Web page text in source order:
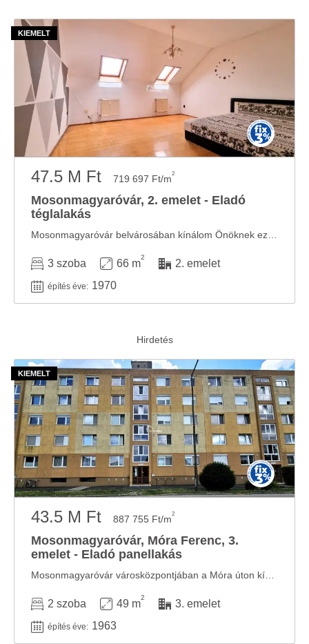
47.5 M Ft 719 697 Ft/m2
Mosonmagyaróvár, 2. emelet - Eladó
téglalakás
3 szoba 66 m
2
2. emelet
építés éve: 1970
43.5 M Ft 887 755 Ft/m2
Mosonmagyaróvár, Móra Ferenc, 3.
emelet - Eladó panellakás
2 szoba 49 m
2
3. emelet
építés éve: 1963